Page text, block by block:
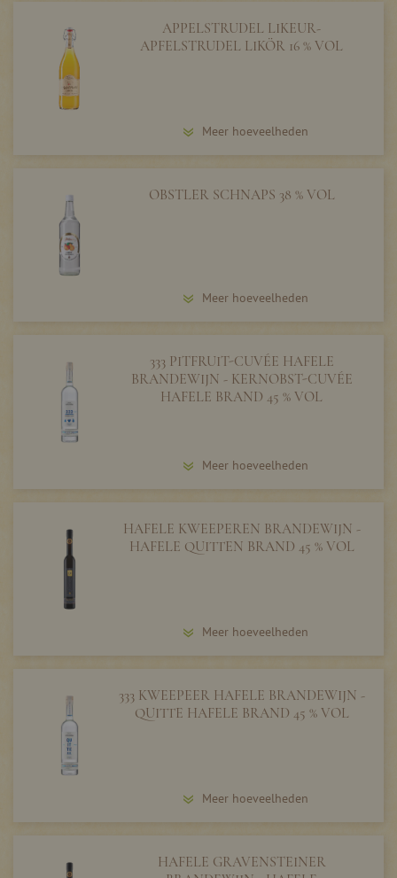
APPELSTRUDEL LIKEUR-
APFELSTRUDEL LIKÖR 16 % VOL
Meer hoeveelheden
OBSTLER SCHNAPS 38 % VOL
Meer hoeveelheden
333 PITFRUIT-CUVÉE HAFELE
BRANDEWIJN - KERNOBST-CUVÉE
HAFELE BRAND 45 % VOL
Meer hoeveelheden
HAFELE KWEEPEREN BRANDEWIJN -
HAFELE QUITTEN BRAND 45 % VOL
Meer hoeveelheden
333 KWEEPEER HAFELE BRANDEWIJN -
QUITTE HAFELE BRAND 45 % VOL
Meer hoeveelheden
HAFELE GRAVENSTEINER